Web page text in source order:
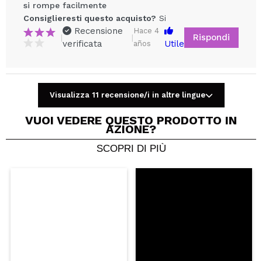
Condividi un video o una foto
Il tuo video potrebbe essere il primo. Immaginalo...
Consiglieresti questo acquisto?
5/5
si rompe facilmente
Consiglieresti questo acquisto? Si
|
Recensione
verificata
|
Hace 4
años
Utile
Rispondi
Visualizza 11 recensione/i in altre lingue
VUOI VEDERE QUESTO PRODOTTO IN
AZIONE?
SCOPRI DI PIÙ